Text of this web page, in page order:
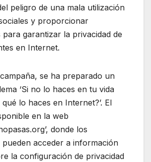
peligro de una mala utilización
y proporcionar
para garantizar la privacidad de
en Internet.
se ha preparado un
‘Si no lo haces en tu vida
lo haces en Internet?’. El
en la web
donde los
pueden acceder a información
la configuración de privacidad